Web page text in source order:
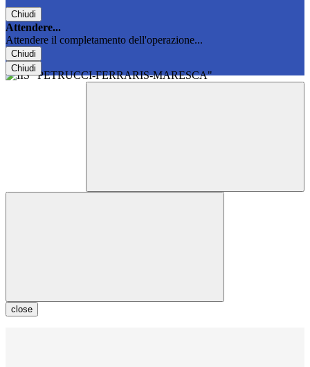
Chiudi
Attendere...
Attendere il completamento dell'operazione...
Chiudi
Chiudi
close